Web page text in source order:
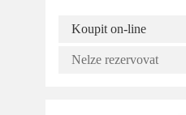
Koupit on-line
Nelze rezervovat